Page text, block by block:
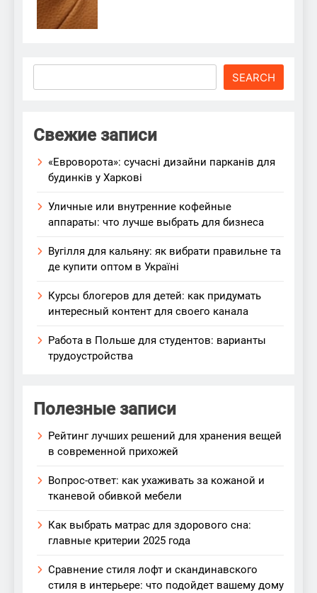
SEARCH
Свежие записи
«Евроворота»: сучасні дизайни парканів для
будинків у Харкові
Уличные или внутренние кофейные
аппараты: что лучше выбрать для бизнеса
Вугілля для кальяну: як вибрати правильне та
де купити оптом в Україні
Курсы блогеров для детей: как придумать
интересный контент для своего канала
Работа в Польше для студентов: варианты
трудоустройства
Полезные записи
Рейтинг лучших решений для хранения вещей
в современной прихожей
Вопрос-ответ: как ухаживать за кожаной и
тканевой обивкой мебели
Как выбрать матрас для здорового сна:
главные критерии 2025 года
Сравнение стиля лофт и скандинавского
стиля в интерьере: что подойдет вашему дому